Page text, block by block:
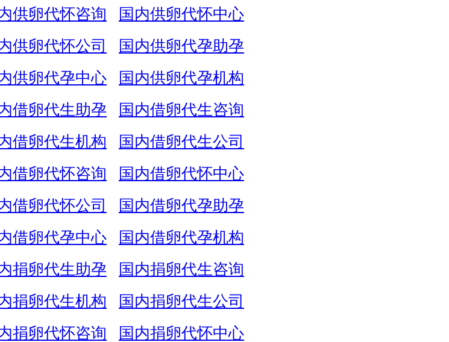
供卵代怀咨询
国内供卵代怀中心
供卵代怀公司
国内供卵代孕助孕
供卵代孕中心
国内供卵代孕机构
借卵代生助孕
国内借卵代生咨询
借卵代生机构
国内借卵代生公司
借卵代怀咨询
国内借卵代怀中心
借卵代怀公司
国内借卵代孕助孕
借卵代孕中心
国内借卵代孕机构
捐卵代生助孕
国内捐卵代生咨询
捐卵代生机构
国内捐卵代生公司
捐卵代怀咨询
国内捐卵代怀中心